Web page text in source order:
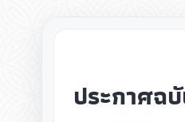
ประกาศฉ